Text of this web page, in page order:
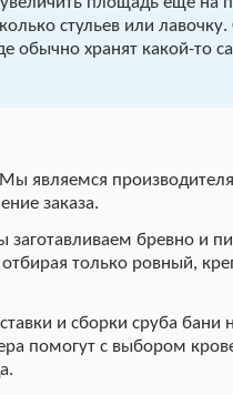
стульев или
обычно хранят какой-то
являемся
заказа.
заготавливаем бревно и
только ровный,
и сборки сруба бани
помогут с выбором